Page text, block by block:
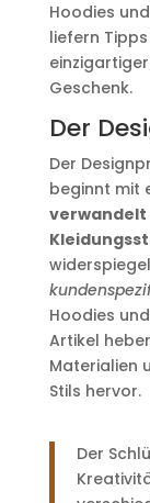
Hoodies
liefern
Geschenk.
Der
Der
beginnt mit
verwandelt
Hoodies
Artikel
Materialien
Stils hervor.
Der